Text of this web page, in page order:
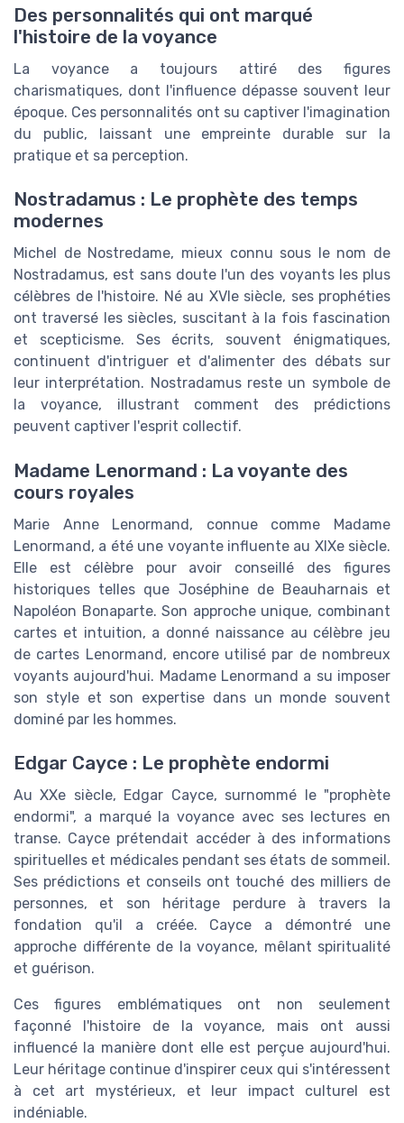
Des personnalités qui ont marqué
l'histoire de la voyance
La voyance a toujours attiré des figures
charismatiques, dont l'influence dépasse souvent leur
époque. Ces personnalités ont su captiver l'imagination
du public, laissant une empreinte durable sur la
pratique et sa perception.
Nostradamus : Le prophète des temps
modernes
Michel de Nostredame, mieux connu sous le nom de
Nostradamus, est sans doute l'un des voyants les plus
célèbres de l'histoire. Né au XVIe siècle, ses prophéties
ont traversé les siècles, suscitant à la fois fascination
et scepticisme. Ses écrits, souvent énigmatiques,
continuent d'intriguer et d'alimenter des débats sur
leur interprétation. Nostradamus reste un symbole de
la voyance, illustrant comment des prédictions
peuvent captiver l'esprit collectif.
Madame Lenormand : La voyante des
cours royales
Marie Anne Lenormand, connue comme Madame
Lenormand, a été une voyante influente au XIXe siècle.
Elle est célèbre pour avoir conseillé des figures
historiques telles que Joséphine de Beauharnais et
Napoléon Bonaparte. Son approche unique, combinant
cartes et intuition, a donné naissance au célèbre jeu
de cartes Lenormand, encore utilisé par de nombreux
voyants aujourd'hui. Madame Lenormand a su imposer
son style et son expertise dans un monde souvent
dominé par les hommes.
Edgar Cayce : Le prophète endormi
Au XXe siècle, Edgar Cayce, surnommé le "prophète
endormi", a marqué la voyance avec ses lectures en
transe. Cayce prétendait accéder à des informations
spirituelles et médicales pendant ses états de sommeil.
Ses prédictions et conseils ont touché des milliers de
personnes, et son héritage perdure à travers la
fondation qu'il a créée. Cayce a démontré une
approche différente de la voyance, mêlant spiritualité
et guérison.
Ces figures emblématiques ont non seulement
façonné l'histoire de la voyance, mais ont aussi
influencé la manière dont elle est perçue aujourd'hui.
Leur héritage continue d'inspirer ceux qui s'intéressent
à cet art mystérieux, et leur impact culturel est
indéniable.